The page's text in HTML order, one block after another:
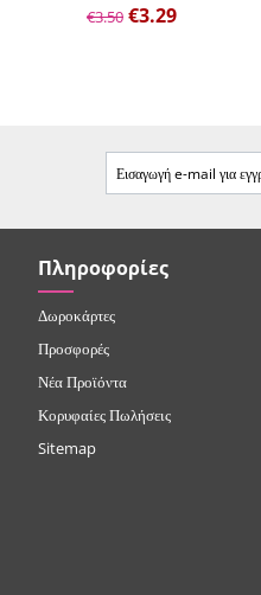
€3.50 €3.29
Πληροφορίες
Δωροκάρτες
Προσφορές
Νέα Προϊόντα
Κορυφαίες Πωλήσεις
Sitemap